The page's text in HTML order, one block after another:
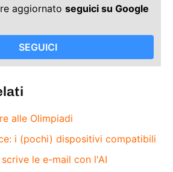
aggiornato seguici su Google
SEGUICI
alle Olimpiadi
i (pochi) dispositivi compatibili
le e-mail con l'AI